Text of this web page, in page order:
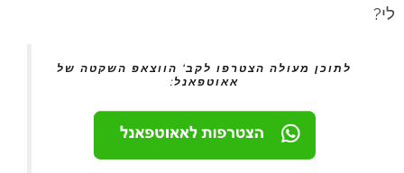
לי?
לתוכן מעולה הצטרפו לקב' הווצאפ השקטה של
אאוטפאנל: